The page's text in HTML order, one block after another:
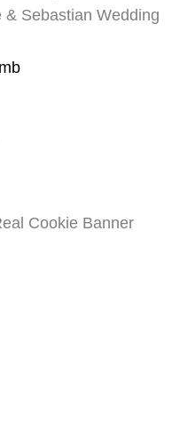
& Sebastian Wedding
Cookie Banner